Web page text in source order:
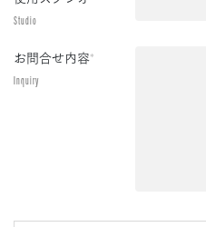
Studio
お問合せ内容*
Inquiry